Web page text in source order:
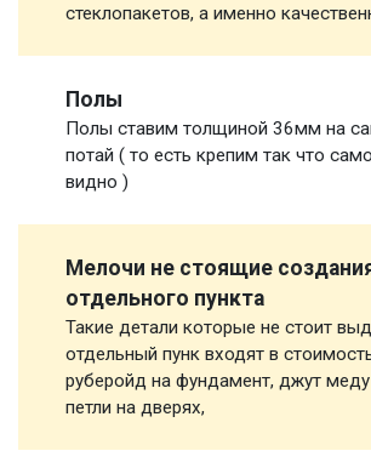
стеклопакетов, а именно
Полы
Полы ставим толщиной 36мм на
потай ( то есть крепим так что
видно )
Мелочи не стоящие
отдельного пункта
Такие детали которые не стоит
отдельный пунк входят в
руберойд на фундамент, джут
петли на дверях,